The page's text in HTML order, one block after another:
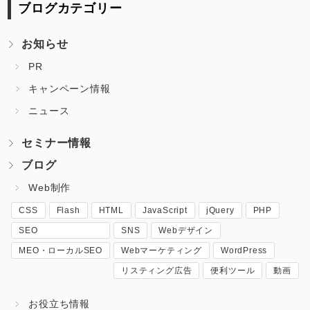
ブログカテゴリー
お知らせ
PR
キャンペーン情報
ニュース
セミナー情報
ブログ
Web制作
CSS Flash HTML JavaScript jQuery PHP
SEO
MEO・ローカルSEO
SNS Webデザイン
Webマーケティング WordPress
リスティング広告 便利ツール 動画
お役立ち情報